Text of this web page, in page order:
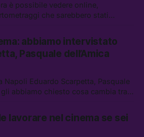
è possibile vedere online,
che sarebbero stati
abbiamo intervistato
Pasquale dell’Amica
Napoli Eduardo Scarpetta, Pasquale
gli abbiamo chiesto cosa cambia tra
e di parlarci della sua
familiare.
lavorare nel cinema se sei